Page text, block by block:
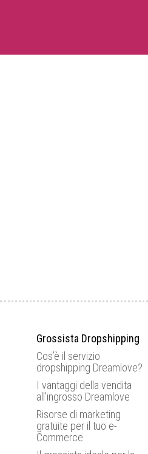
Grossista Dropshipping
Cos’è il servizio
dropshipping Dreamlove?
I vantaggi della vendita
all’ingrosso Dreamlove
Risorse di marketing
gratuite per il tuo e-
Commerce